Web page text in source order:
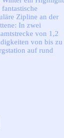
Zipline an der
In zwei
von 1,2
von bis zu
auf rund